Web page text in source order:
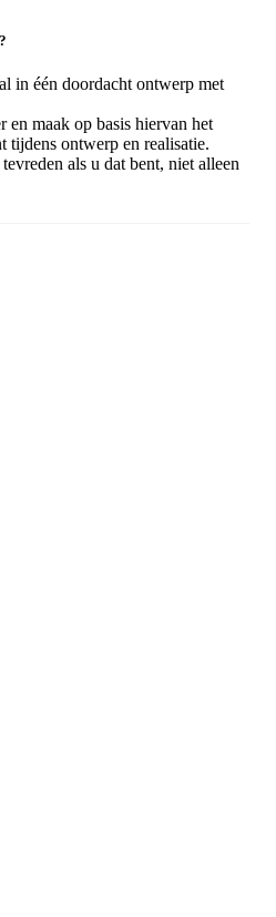
in één doordacht ontwerp met
en maak op basis hiervan het
tijdens ontwerp en realisatie.
als u dat bent, niet alleen